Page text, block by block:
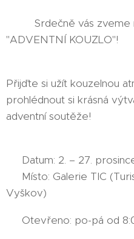
🎄✨ Srdečně vás
"ADVENTNÍ KOUZLO"!
Přijďte si užít kouzelnou
prohlédnout si krásná
adventní soutěže!
📅 Datum: 2. – 27.
📍 Místo: Galerie TIC
Vyškov)
⏰ Otevřeno: po-pá od